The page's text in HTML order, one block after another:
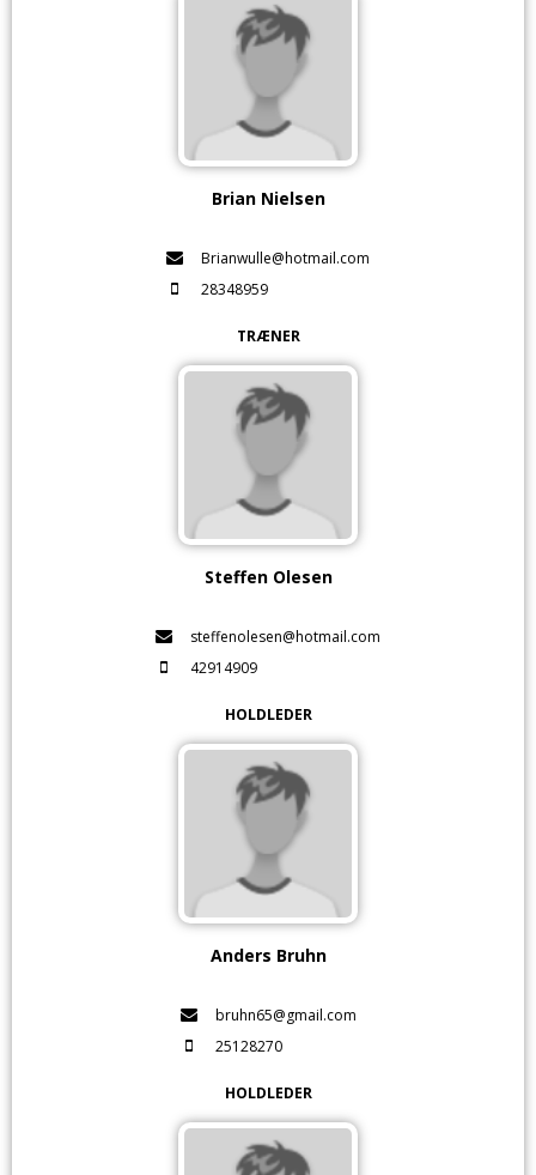
Brian Nielsen
Brianwulle@hotmail.com
28348959
TRÆNER
Steffen Olesen
steffenolesen@hotmail.com
42914909
HOLDLEDER
Anders Bruhn
bruhn65@gmail.com
25128270
HOLDLEDER